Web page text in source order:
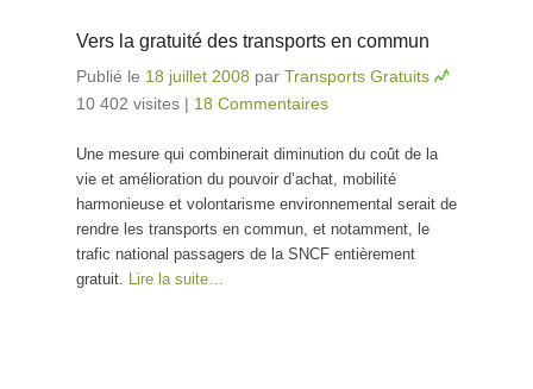
Vers la gratuité des transports en commun
Publié le 18 juillet 2008 par Transports Gratuits
10 402 visites | 18 Commentaires
Une mesure qui combinerait diminution du coût de la
vie et amélioration du pouvoir d’achat, mobilité
harmonieuse et volontarisme environnemental serait de
rendre les transports en commun, et notamment, le
trafic national passagers de la SNCF entièrement
gratuit. Lire la suite…